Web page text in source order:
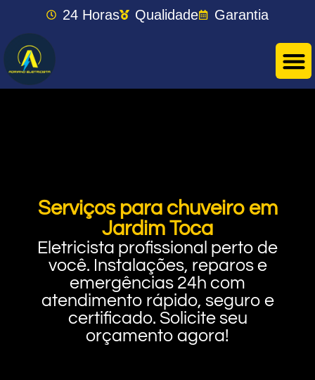
24 Horas Qualidade Garantia
Serviços para chuveiro em
Jardim Toca
Eletricista profissional perto de
você. Instalações, reparos e
emergências 24h com
atendimento rápido, seguro e
certificado. Solicite seu
orçamento agora!